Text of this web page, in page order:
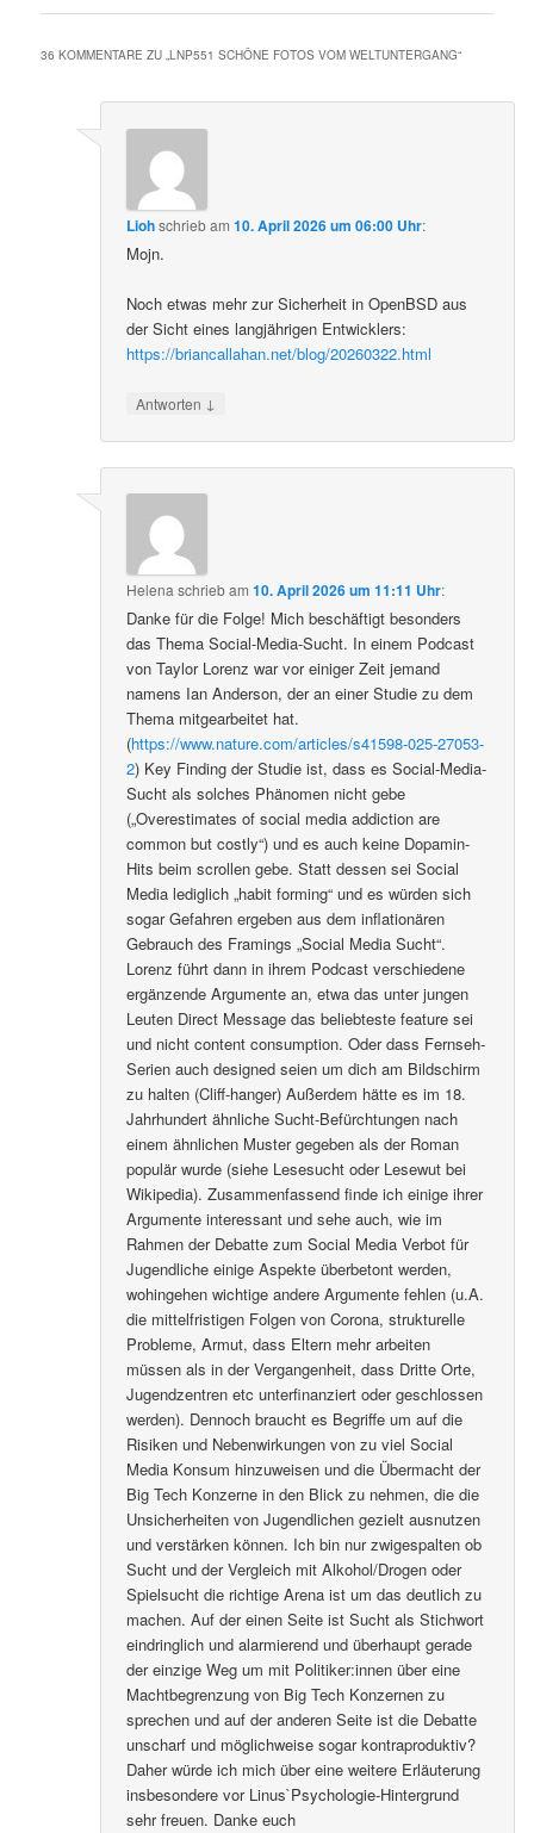
36 KOMMENTARE ZU „LNP551 SCHÖNE FOTOS VOM WELTUNTERGANG“
Liohschriebam10. April 2026 um 06:00 Uhr:
Mojn.
Noch etwas mehr zur Sicherheit in OpenBSD aus
der Sicht eines langjährigen Entwicklers:
https://briancallahan.net/blog/20260322.html
Antworten ↓
Helena schriebam10. April 2026 um 11:11 Uhr:
Danke für die Folge! Mich beschäftigt besonders
das Thema Social-Media-Sucht. In einem Podcast
von Taylor Lorenz war vor einiger Zeit jemand
namens Ian Anderson, der an einer Studie zu dem
Thema mitgearbeitet hat.
(https://www.nature.com/articles/s41598-025-27053-
2) Key Finding der Studie ist, dass es Social-Media-
Sucht als solches Phänomen nicht gebe
(„Overestimates of social media addiction are
common but costly“) und es auch keine Dopamin-
Hits beim scrollen gebe. Statt dessen sei Social
Media lediglich „habit forming“ und es würden sich
sogar Gefahren ergeben aus dem inflationären
Gebrauch des Framings „Social Media Sucht“.
Lorenz führt dann in ihrem Podcast verschiedene
ergänzende Argumente an, etwa das unter jungen
Leuten Direct Message das beliebteste feature sei
und nicht content consumption. Oder dass Fernseh-
Serien auch designed seien um dich am Bildschirm
zu halten (Cliff-hanger) Außerdem hätte es im 18.
Jahrhundert ähnliche Sucht-Befürchtungen nach
einem ähnlichen Muster gegeben als der Roman
populär wurde (siehe Lesesucht oder Lesewut bei
Wikipedia). Zusammenfassend finde ich einige ihrer
Argumente interessant und sehe auch, wie im
Rahmen der Debatte zum Social Media Verbot für
Jugendliche einige Aspekte überbetont werden,
wohingehen wichtige andere Argumente fehlen (u.A.
die mittelfristigen Folgen von Corona, strukturelle
Probleme, Armut, dass Eltern mehr arbeiten
müssen als in der Vergangenheit, dass Dritte Orte,
Jugendzentren etc unterfinanziert oder geschlossen
werden). Dennoch braucht es Begriffe um auf die
Risiken und Nebenwirkungen von zu viel Social
Media Konsum hinzuweisen und die Übermacht der
Big Tech Konzerne in den Blick zu nehmen, die die
Unsicherheiten von Jugendlichen gezielt ausnutzen
und verstärken können. Ich bin nur zwigespalten ob
Sucht und der Vergleich mit Alkohol/Drogen oder
Spielsucht die richtige Arena ist um das deutlich zu
machen. Auf der einen Seite ist Sucht als Stichwort
eindringlich und alarmierend und überhaupt gerade
der einzige Weg um mit Politiker:innen über eine
Machtbegrenzung von Big Tech Konzernen zu
sprechen und auf der anderen Seite ist die Debatte
unscharf und möglichweise sogar kontraproduktiv?
Daher würde ich mich über eine weitere Erläuterung
insbesondere vor Linus`Psychologie-Hintergrund
sehr freuen. Danke euch